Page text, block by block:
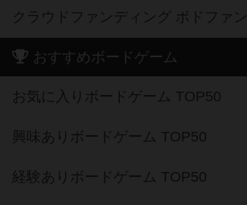
クラウドファンディング ボドファン
おすすめボードゲーム
お気に入りボードゲーム TOP50
興味ありボードゲーム TOP50
経験ありボードゲーム TOP50